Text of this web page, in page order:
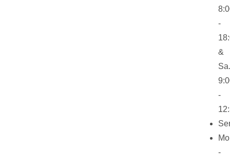
-
&
-
-